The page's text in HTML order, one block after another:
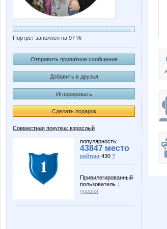
Портрет заполнен на 97 %
Отправить приватное сообщение
Добавить в друзья
Игнорировать
Сделать подарок
Совместная покупка: взрослый
популярность:
43847 место
рейтинг 430 ?
Привилегированный
пользователь 1
уровня